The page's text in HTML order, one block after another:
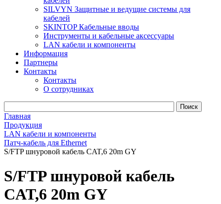
SILVYN Защитные и ведущие системы для
кабелей
SKINTOP Кабельные вводы
Инструменты и кабельные аксессуары
LAN кабели и компоненты
Информация
Партнеры
Контакты
Контакты
О сотрудниках
Главная
Продукция
LAN кабели и компоненты
Патч-кабель для Ethernet
S/FTP шнуровой кабель CAT,6 20m GY
S/FTP шнуровой кабель
CAT,6 20m GY